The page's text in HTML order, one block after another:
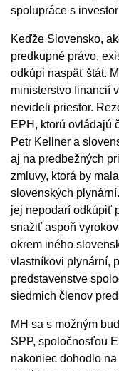
spolupráce s
Keďže Slovensko,
predkupné právo,
odkúpi naspäť štát.
ministerstvo financií
nevideli priestor.
EPH, ktorú ovládajú
Petr Kellner a
aj na predbežných
zmluvy, ktorá by
slovenských
jej nepodarí odkúpiť
snažiť aspoň
okrem iného
vlastníkovi plynární,
predstavenstve
siedmich členov
MH sa s možným
SPP, spoločnosťou
nakoniec dohodlo